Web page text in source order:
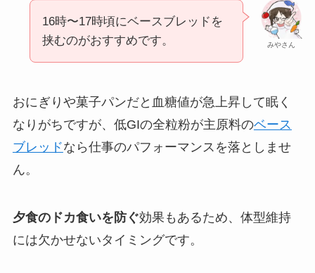
みやさん
16時〜17時頃にベースブレッドを
挟むのがおすすめです。
おにぎりや菓子パンだと血糖値が急上昇して眠く
なりがちですが、低GIの全粒粉が主原料のベース
ブレッドなら仕事のパフォーマンスを落としませ
ん。
夕食のドカ食いを防ぐ効果もあるため、体型維持
には欠かせないタイミングです。